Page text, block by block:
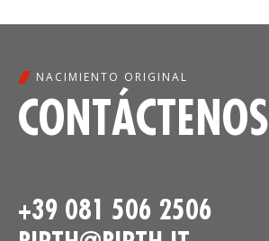
NACIMIENTO ORIGINAL
CONTÁCTENOS
+39 081 506 2506